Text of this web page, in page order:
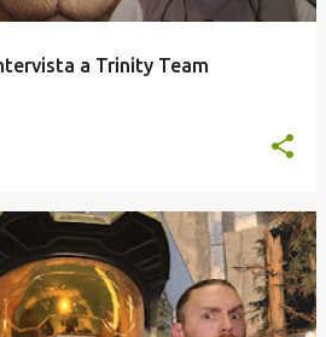
a Trinity Team